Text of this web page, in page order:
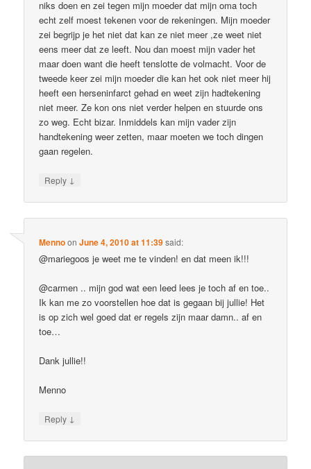
niks doen en zei tegen mijn moeder dat mijn oma toch
echt zelf moest tekenen voor de rekeningen. Mijn moeder
zei begrijp je het niet dat kan ze niet meer ,ze weet niet
eens meer dat ze leeft. Nou dan moest mijn vader het
maar doen want die heeft tenslotte de volmacht. Voor de
tweede keer zei mijn moeder die kan het ook niet meer hij
heeft een herseninfarct gehad en weet zijn hadtekening
niet meer. Ze kon ons niet verder helpen en stuurde ons
zo weg. Echt bizar. Inmiddels kan mijn vader zijn
handtekening weer zetten, maar moeten we toch dingen
gaan regelen.
Reply ↓
MennoonJune 4, 2010 at 11:39said:
@mariegoos je weet me te vinden! en dat meen ik!!!
@carmen .. mijn god wat een leed lees je toch af en toe..
Ik kan me zo voorstellen hoe dat is gegaan bij jullie! Het
is op zich wel goed dat er regels zijn maar damn.. af en
toe…
Dank jullie!!
Menno
Reply ↓